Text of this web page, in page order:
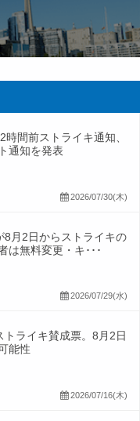
間前ストライキ通知、
通知を発表
2026/07/30(木)
8月2日からストライキの
は無料変更・キ･･･
2026/07/29(水)
ライキ賛成票。8月2日
能性
2026/07/16(木)